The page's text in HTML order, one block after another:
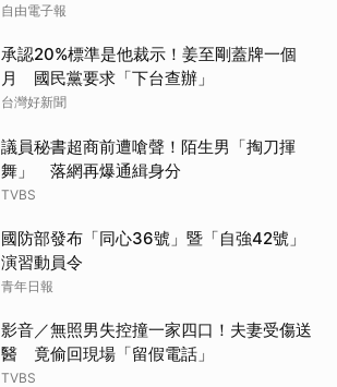
自由電子報
承認20%標準是他裁示！姜至剛蓋牌一個
月 國民黨要求「下台查辦」
台灣好新聞
議員秘書超商前遭嗆聲！陌生男「掏刀揮
舞」 落網再爆通緝身分
TVBS
國防部發布「同心36號」暨「自強42號」
演習動員令
青年日報
影音／無照男失控撞一家四口！夫妻受傷送
醫 竟偷回現場「留假電話」
TVBS